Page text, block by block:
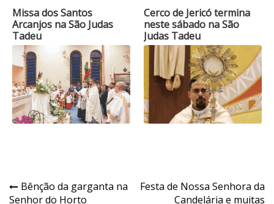
Missa dos Santos
Arcanjos na São Judas
Tadeu
Cerco de Jericó termina
neste sábado na São
Judas Tadeu
Navegação
Bênção da garganta na
Senhor do Horto
Festa de Nossa Senhora da
Candelária e muitas